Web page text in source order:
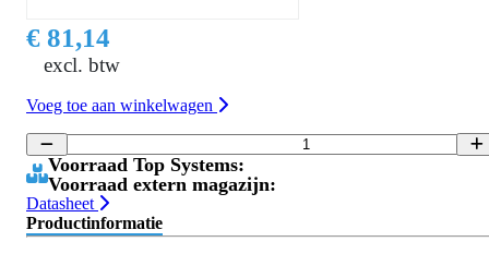
€ 81,14
excl. btw
Voeg toe aan winkelwagen
Voorraad Top Systems:
Voorraad extern magazijn:
Datasheet
Productinformatie